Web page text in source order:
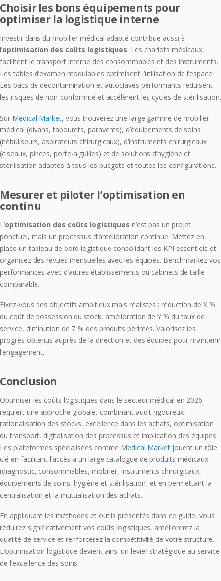
Choisir les bons équipements pour
optimiser la logistique interne
Investir dans du mobilier médical adapté contribue aussi à
l’optimisation des coûts logistiques. Les chariots médicaux
facilitent le transport interne des consommables et des instruments.
Les tables d’examen modulables optimisent l’utilisation de l’espace.
Les bacs de décontamination et autoclaves performants réduisent
les risques de non-conformité et accélèrent les cycles de stérilisation.
Sur Medical Market, vous trouverez une large gamme de mobilier
médical (divans, tabourets, paravents), d’équipements de soins
(nébuliseurs, aspirateurs chirurgicaux), d’instruments chirurgicaux
(ciseaux, pinces, porte-aiguilles) et de solutions d’hygiène et
stérilisation adaptés à tous les budgets et toutes les configurations.
Mesurer et piloter l’optimisation en
continu
L’optimisation des coûts logistiques n’est pas un projet
ponctuel, mais un processus d’amélioration continue. Mettez en
place un tableau de bord logistique consolidant les KPI essentiels et
organisez des revues mensuelles avec les équipes. Benchmarkez vos
performances avec d’autres établissements ou cabinets de taille
comparable.
Fixez-vous des objectifs ambitieux mais réalistes : réduction de X %
du coût de possession du stock, amélioration de Y % du taux de
service, diminution de Z % des produits périmés. Valorisez les
progrès obtenus auprès de la direction et des équipes pour maintenir
l’engagement.
Conclusion
Optimiser les coûts logistiques dans le secteur médical en 2026
requiert une approche globale, combinant audit rigoureux,
rationalisation des stocks, excellence dans les achats, optimisation
du transport, digitalisation des processus et implication des équipes.
Les plateformes spécialisées comme Medical Market jouent un rôle
clé en facilitant l’accès à un large catalogue de produits médicaux
(diagnostic, consommables, mobilier, instruments chirurgicaux,
équipements de soins, hygiène et stérilisation) et en permettant la
centralisation et la mutualisation des achats.
En appliquant les méthodes et outils présentés dans ce guide, vous
réduirez significativement vos coûts logistiques, améliorerez la
qualité de service et renforcerez la compétitivité de votre structure.
L’optimisation logistique devient ainsi un levier stratégique au service
de l’excellence des soins.